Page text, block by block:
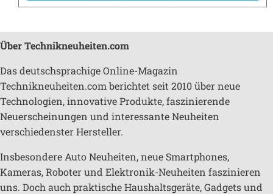
Über Technikneuheiten.com
Das deutschsprachige Online-Magazin
Technikneuheiten.com berichtet seit 2010 über neue
Technologien, innovative Produkte, faszinierende
Neuerscheinungen und interessante Neuheiten
verschiedenster Hersteller.
Insbesondere Auto Neuheiten, neue Smartphones,
Kameras, Roboter und Elektronik-Neuheiten faszinieren
uns. Doch auch praktische Haushaltsgeräte, Gadgets und